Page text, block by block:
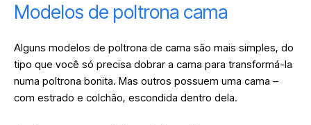
Modelos de poltrona cama
Alguns modelos de poltrona de cama são mais simples, do
tipo que você só precisa dobrar a cama para transformá-la
numa poltrona bonita. Mas outros possuem uma cama –
com estrado e colchão, escondida dentro dela.